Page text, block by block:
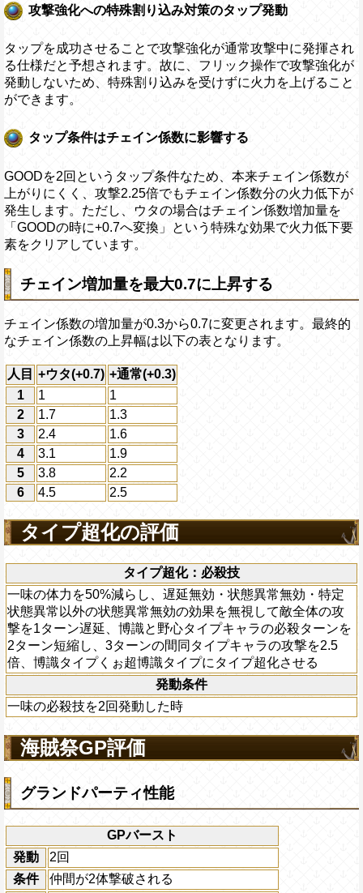
攻撃強化への特殊割り込み対策のタップ発動
タップを成功させることで攻撃強化が通常攻撃中に発揮され
る仕様だと予想されます。故に、フリック操作で攻撃強化が
発動しないため、特殊割り込みを受けずに火力を上げること
ができます。
タップ条件はチェイン係数に影響する
GOODを2回というタップ条件なため、本来チェイン係数が
上がりにくく、攻撃2.25倍でもチェイン係数分の火力低下が
発生します。ただし、ウタの場合はチェイン係数増加量を
「GOODの時に+0.7へ変換」という特殊な効果で火力低下要
素をクリアしています。
チェイン増加量を最大0.7に上昇する
チェイン係数の増加量が0.3から0.7に変更されます。最終的
なチェイン係数の上昇幅は以下の表となります。
人目 +ウタ(+0.7) +通常(+0.3)
1
1
1
2
1.7
1.3
3
2.4
1.6
4
3.1
1.9
5
3.8
2.2
6
4.5 2.5
タイプ超化の評価
タイプ超化：必殺技
一味の体力を50%減らし、遅延無効・状態異常無効・特定
状態異常以外の状態異常無効の効果を無視して敵全体の攻
撃を1ターン遅延、博識と野心タイプキャラの必殺ターンを
2ターン短縮し、3ターンの間同タイプキャラの攻撃を2.5
倍、博識タイプくぉ超博識タイプにタイプ超化させる
発動条件
一味の必殺技を2回発動した時
海賊祭GP評価
グランドパーティ性能
GPバースト
発動
2回
条件
仲間が2体撃破される